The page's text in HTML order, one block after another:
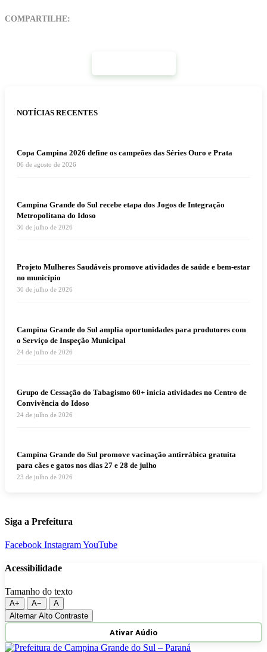
COMPARTILHE:
NOTÍCIAS RECENTES
Copa Campina 2026 define os campeões das Séries Ouro e Prata
06 de agosto de 2026
Campina Grande do Sul recebe etapa dos Jogos de Integração
Metropolitana do Idoso
30 de julho de 2026
Projeto Mulheres Saudáveis promove atividades de saúde e bem-estar
no município
30 de julho de 2026
Campina Grande do Sul amplia oportunidades para produtores com
o Serviço de Inspeção Municipal
24 de julho de 2026
Grupo de Cessação do Tabagismo 60+ inicia atividades no Centro de
Convivência do Idoso
24 de julho de 2026
Campina Grande do Sul promove vacinação antirrábica gratuita
para cães e gatos nos dias 27 e 28 de julho
23 de julho de 2026
Siga a Prefeitura
Facebook InstagramYouTube
Acessibilidade
Tamanho do texto
A+ A−
A
Alternar Alto Contraste
Ativar Aúdio